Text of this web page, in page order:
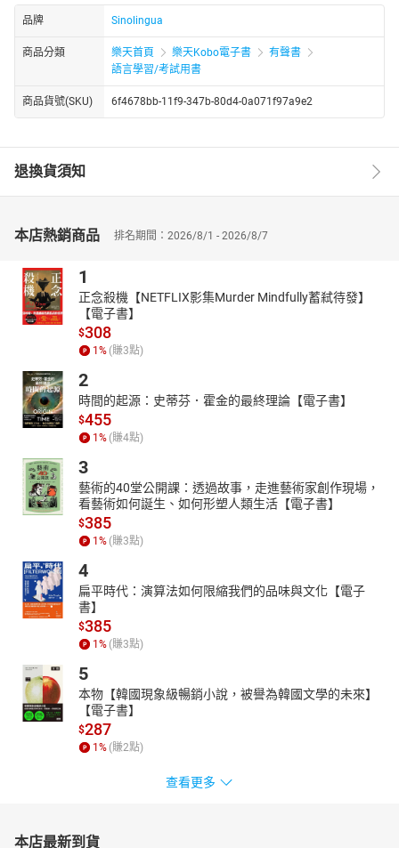
品牌 Sinolingua
商品分類 樂天首頁 樂天Kobo電子書
有聲書
語言學習/考試用書
商品貨號(SKU) 6f4678bb-11f9-347b-80d4-0a071f97a9e2
退換貨須知
本店熱銷商品 排名期間：2026/8/1 - 2026/8/7
1
正念殺機【NETFLIX影集Murder Mindfully蓄弒待發】
【電子書】
$308
1% (賺3點)
2
時間的起源：史蒂芬．霍金的最終理論【電子書】
$455
1% (賺4點)
3
藝術的40堂公開課：透過故事，走進藝術家創作現場，
看藝術如何誕生、如何形塑人類生活【電子書】
$385
1% (賺3點)
4
扁平時代：演算法如何限縮我們的品味與文化【電子
書】
$385
1% (賺3點)
5
本物【韓國現象級暢銷小說，被譽為韓國文學的未來】
【電子書】
$287
1% (賺2點)
查看更多
本店最新到貨